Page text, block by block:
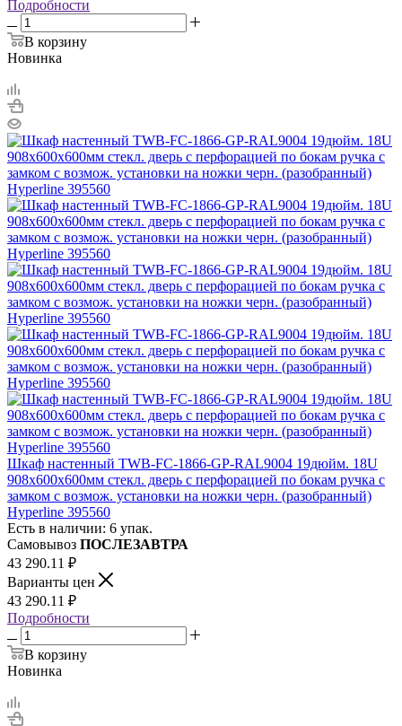
Подробности
В корзину
Новинка
Шкаф настенный TWB-FC-1866-GP-RAL9004 19дюйм. 18U
908х600х600мм стекл. дверь с перфорацией по бокам ручка с
замком с возмож. установки на ножки черн. (разобранный)
Hyperline 395560
Есть в наличии: 6 упак.
Самовывоз ПОСЛЕЗАВТРА
43 290.11 ₽
Варианты цен
43 290.11 ₽
Подробности
В корзину
Новинка